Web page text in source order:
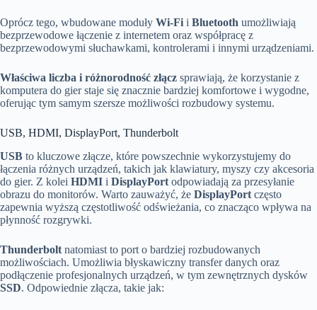
Oprócz tego, wbudowane moduły Wi-Fi i Bluetooth umożliwiają
bezprzewodowe łączenie z internetem oraz współpracę z
bezprzewodowymi słuchawkami, kontrolerami i innymi urządzeniami.
Właściwa liczba i różnorodność złącz sprawiają, że korzystanie z
komputera do gier staje się znacznie bardziej komfortowe i wygodne,
oferując tym samym szersze możliwości rozbudowy systemu.
USB, HDMI, DisplayPort, Thunderbolt
USB to kluczowe złącze, które powszechnie wykorzystujemy do
łączenia różnych urządzeń, takich jak klawiatury, myszy czy akcesoria
do gier. Z kolei HDMI i DisplayPort odpowiadają za przesyłanie
obrazu do monitorów. Warto zauważyć, że DisplayPort często
zapewnia wyższą częstotliwość odświeżania, co znacząco wpływa na
płynność rozgrywki.
Thunderbolt natomiast to port o bardziej rozbudowanych
możliwościach. Umożliwia błyskawiczny transfer danych oraz
podłączenie profesjonalnych urządzeń, w tym zewnętrznych dysków
SSD. Odpowiednie złącza, takie jak: